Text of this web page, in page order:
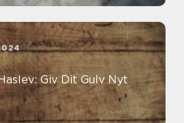
Giv Dit Gulv Nyt